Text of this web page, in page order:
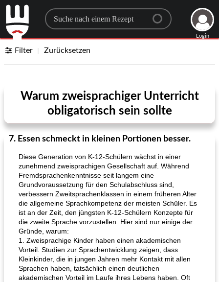
Search for a recipe
Login
Filter Zurücksetzen
Warum zweisprachiger Unterricht
obligatorisch sein sollte
7. Essen schmeckt in kleinen Portionen besser.
Diese Generation von K-12-Schülern wächst in einer
zunehmend zweisprachigen Gesellschaft auf. Während
Fremdsprachenkenntnisse seit langem eine
Grundvoraussetzung für den Schulabschluss sind,
verbessern Zweitsprachenklassen in einem früheren Alter
die allgemeine Sprachkompetenz der meisten Schüler. Es
ist an der Zeit, den jüngsten K-12-Schülern Konzepte für
die zweite Sprache vorzustellen. Hier sind nur einige der
Gründe, warum:
1. Zweisprachige Kinder haben einen akademischen
Vorteil. Studien zur Sprachentwicklung zeigen, dass
Kleinkinder, die in jungen Jahren mehr Kontakt mit allen
Sprachen haben, tatsächlich einen deutlichen
akademischen Vorteil im Laufe ihres Lebens haben. Oft